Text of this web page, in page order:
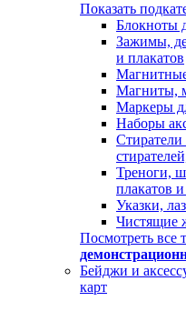
Показать
Блокноты
Зажимы,
и плакатов
Магниты,
Маркеры
Наборы
Треноги,
плакатов
Указки,
Чистящие
Посмотреть все
Бейджи и
карт